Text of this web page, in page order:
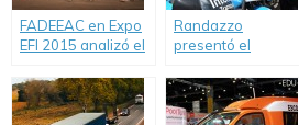
FADEEAC en Expo
EFI 2015 analizó el
cargas y priorizó la
Seguridad Vial
Randazzo
presentó el
Seguridad Vial
“Verano 2015”